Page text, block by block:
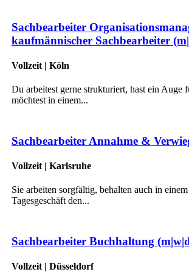
Sachbearbeiter
kaufmännischer Sachbearbeiter
Vollzeit | Köln
Du arbeitest gerne strukturiert, hast ein Auge
möchtest in einem...
Sachbearbeiter Annahme &
Vollzeit | Karlsruhe
Sie arbeiten sorgfältig, behalten auch in
Tagesgeschäft den...
Sachbearbeiter Buchhaltung
Vollzeit | Düsseldorf